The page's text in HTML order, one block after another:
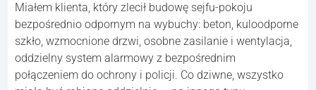
Miałem klienta, który zlecił budowę sejfu-pokoju
bezpośrednio odpornym na wybuchy: beton, kuloodporne
szkło, wzmocnione drzwi, osobne zasilanie i wentylacja,
oddzielny system alarmowy z bezpośrednim
połączeniem do ochrony i policji. Co dziwne, wszystko